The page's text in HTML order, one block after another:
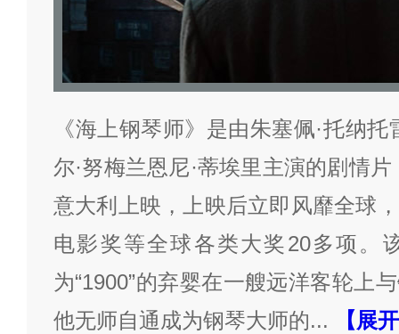
《海上钢琴师》是由朱塞佩·托纳
尔·努梅兰恩尼·蒂埃里主演的剧情
意大利上映，上映后立即风靡全球
电影奖等全球各类大奖20多项。
为“1900”的弃婴在一艘远洋客轮上
他无师自通成为钢琴大师的... 【展